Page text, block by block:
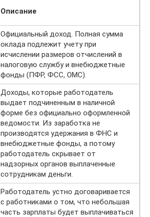
Описание
Официальный доход. Полная сумма
оклада подлежит учету при
исчислении размеров отчислений в
налоговую службу и внебюджетные
фонды (ПФР, ФСС, ОМС).
Доходы, которые работодатель
выдает подчиненным в наличной
форме без официально оформленной
ведомости. Из заработка не
производятся удержания в ФНС и
внебюджетные фонды, а потому
работодатель скрывает от
надзорных органов выплаченные
сотрудникам деньги.
Работодатель устно договаривается
с работниками о том, что небольшая
часть зарплаты будет выплачиваться